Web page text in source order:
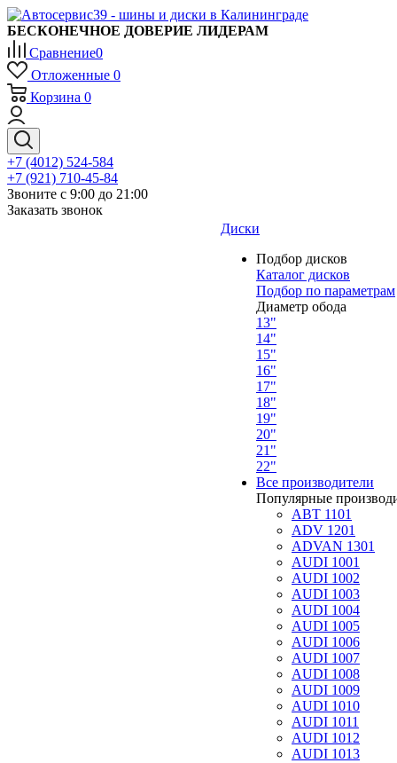
БЕСКОНЕЧНОЕ ДОВЕРИЕ ЛИДЕРАМ
Сравнение0
Отложенные 0
Корзина 0
+7 (4012) 524-584
+7 (921) 710-45-84
Звоните с 9:00 до 21:00
Заказать звонок
Диски
Подбор дисков
Каталог дисков
Подбор по параметрам
Диаметр обода
13"
14"
15"
16"
17"
18"
19"
20"
21"
22"
Все производители
Популярные
ABT 1101
ADV 1201
ADVAN 1301
AUDI 1001
AUDI 1002
AUDI 1003
AUDI 1004
AUDI 1005
AUDI 1006
AUDI 1007
AUDI 1008
AUDI 1009
AUDI 1010
AUDI 1011
AUDI 1012
AUDI 1013